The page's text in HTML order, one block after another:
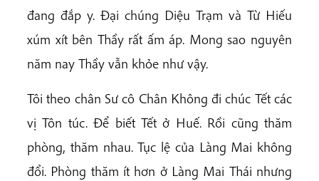
đang đắp y. Đại chúng Diệu Trạm và Từ Hiếu
xúm xít bên Thầy rất ấm áp. Mong sao nguyên
năm nay Thầy vẫn khỏe như vậy.
Tôi theo chân Sư cô Chân Không đi chúc Tết các
vị Tôn túc. Để biết Tết ở Huế. Rồi cũng thăm
phòng, thăm nhau. Tục lệ của Làng Mai không
đổi. Phòng thăm ít hơn ở Làng Mai Thái nhưng